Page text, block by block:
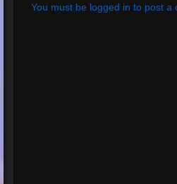
You must be logged in to post a